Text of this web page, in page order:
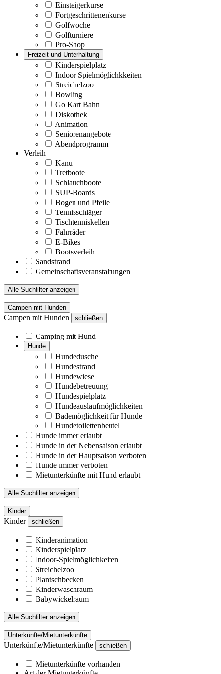
Einsteigerkurse
Fortgeschrittenenkurse
Golfwoche
Golfturniere
Pro-Shop
Freizeit und Unterhaltung
Kinderspielplatz
Indoor Spielmöglichkkeiten
Streichelzoo
Bowling
Go Kart Bahn
Diskothek
Animation
Seniorenangebote
Abendprogramm
Verleih
Kanu
Tretboote
Schlauchboote
SUP-Boards
Bogen und Pfeile
Tennisschläger
Tischtenniskellen
Fahrräder
E-Bikes
Bootsverleih
Sandstrand
Gemeinschaftsveranstaltungen
Alle Suchfilter anzeigen
Campen mit Hunden
Campen mit Hunden schließen
Camping mit Hund
Hunde
Hundedusche
Hundestrand
Hundewiese
Hundebetreuung
Hundespielplatz
Hundeauslaufmöglichkeiten
Bademöglichkeit für Hunde
Hundetoilettenbeutel
Hunde immer erlaubt
Hunde in der Nebensaison erlaubt
Hunde in der Hauptsaison verboten
Hunde immer verboten
Mietunterkünfte mit Hund erlaubt
Alle Suchfilter anzeigen
Kinder
Kinder schließen
Kinderanimation
Kinderspielplatz
Indoor-Spielmöglichkeiten
Streichelzoo
Plantschbecken
Kinderwaschraum
Babywickelraum
Alle Suchfilter anzeigen
Unterkünfte/Mietunterkünfte
Unterkünfte/Mietunterkünfte schließen
Mietunterkünfte vorhanden